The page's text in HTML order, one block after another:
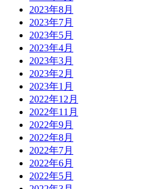
2023年8月
2023年7月
2023年5月
2023年4月
2023年3月
2023年2月
2023年1月
2022年12月
2022年11月
2022年9月
2022年8月
2022年7月
2022年6月
2022年5月